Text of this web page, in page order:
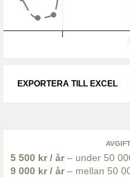
EXPORTERA TILL EXCEL
5 500 kr / år– under 50
9 000 kr / år– mellan 50